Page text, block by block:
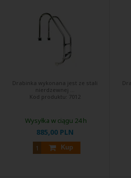
Drabinka wykonana jest ze stali
nierdzewnej ...
Kod produktu: 7012
885,00 PLN
Kup
Wysyłka w ciągu 24 h